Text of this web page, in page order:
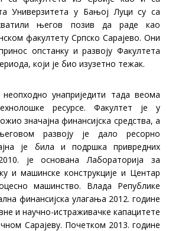
Универзитета у Бањој Луци су са
његов позив да раде као
факултету Српско Сарајево. Они
опстанку и развоју Факултета
који је био изузетно тежак.
унаприједити тада веома
ресурсе. Факултет је у
значајна финансијска средства, а
развоју је дало ресорно
је била и подршка привредних
је основана Лабораторија за
и машинске конструкције и Центар
машинство. Влада Републике
финансијска улагања 2012. године
и научно-истраживачке капацитете
Сарајеву. Почетком 2013. године